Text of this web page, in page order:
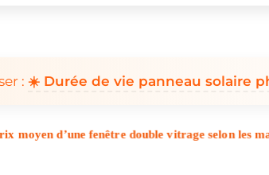
:☀️ Durée de vie panneau solaire
moyen d’une fenêtre double vitrage selon les